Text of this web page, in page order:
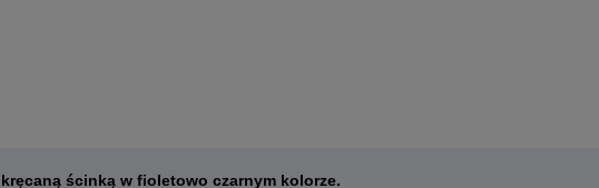
ścinką w fioletowo czarnym kolorze.